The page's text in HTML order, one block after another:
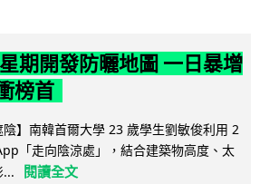
期開發防曬地圖 一日暴增
榜首
陰】南韓首爾大學 23 歲學生劉敏俊利用 2
「走向陰涼處」，結合建築物高度、太
...
閱讀全文